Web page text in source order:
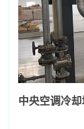
中央空调冷